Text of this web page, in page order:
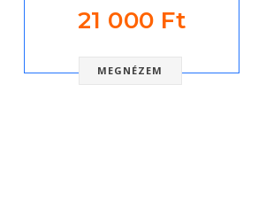
21 000 Ft
MEGNÉZEM